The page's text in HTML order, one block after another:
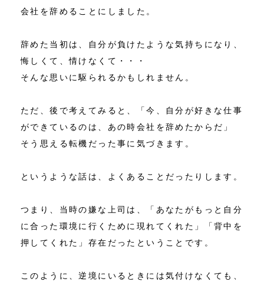
会社を辞めることにしました。
辞めた当初は、自分が負けたような気持ちになり、
悔しくて、情けなくて・・・
そんな思いに駆られるかもしれません。
ただ、後で考えてみると、「今、自分が好きな仕事
ができているのは、あの時会社を辞めたからだ」
そう思える転機だった事に気づきます。
というような話は、よくあることだったりします。
つまり、当時の嫌な上司は、「あなたがもっと自分
に合った環境に行くために現れてくれた」「背中を
押してくれた」存在だったということです。
このように、逆境にいるときには気付けなくても、